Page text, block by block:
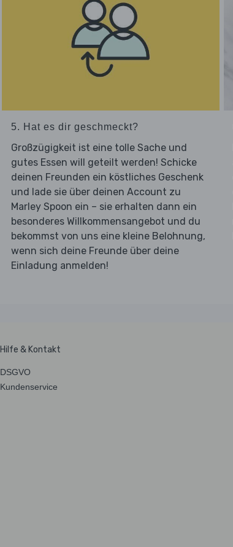
5. Hat es dir geschmeckt?
Großzügigkeit ist eine tolle Sache und
gutes Essen will geteilt werden! Schicke
deinen Freunden ein köstliches Geschenk
und lade sie über deinen Account zu
Marley Spoon ein – sie erhalten dann ein
besonderes Willkommensangebot und du
bekommst von uns eine kleine Belohnung,
wenn sich deine Freunde über deine
Einladung anmelden!
Hilfe & Kontakt
DSGVO
Kundenservice